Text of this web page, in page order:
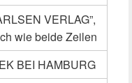
VERLAG”,
wie beide Zeilen
BEI HAMBURG